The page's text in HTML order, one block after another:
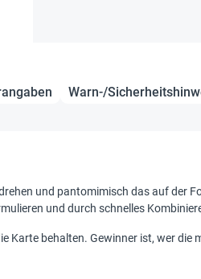
Warn-/
und pantomimisch das auf der
und durch schnelles
behalten. Gewinner ist, wer die